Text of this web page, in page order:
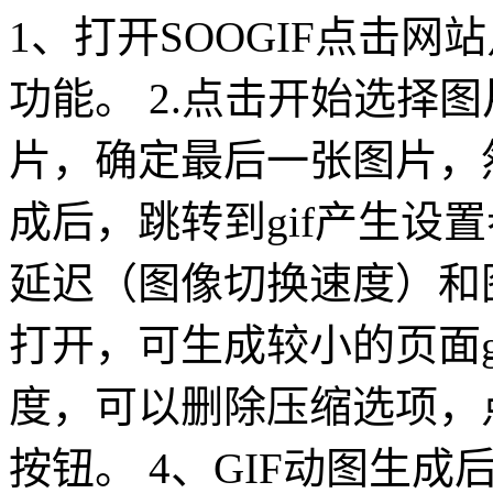
1、打开SOOGIF点击网
功能。 2.点击开始选择
片，确定最后一张图片
成后，跳转到gif产生设
延迟（图像切换速度）
打开，可生成较小的页
度，可以删除压缩选项
按钮。 4、GIF动图生成